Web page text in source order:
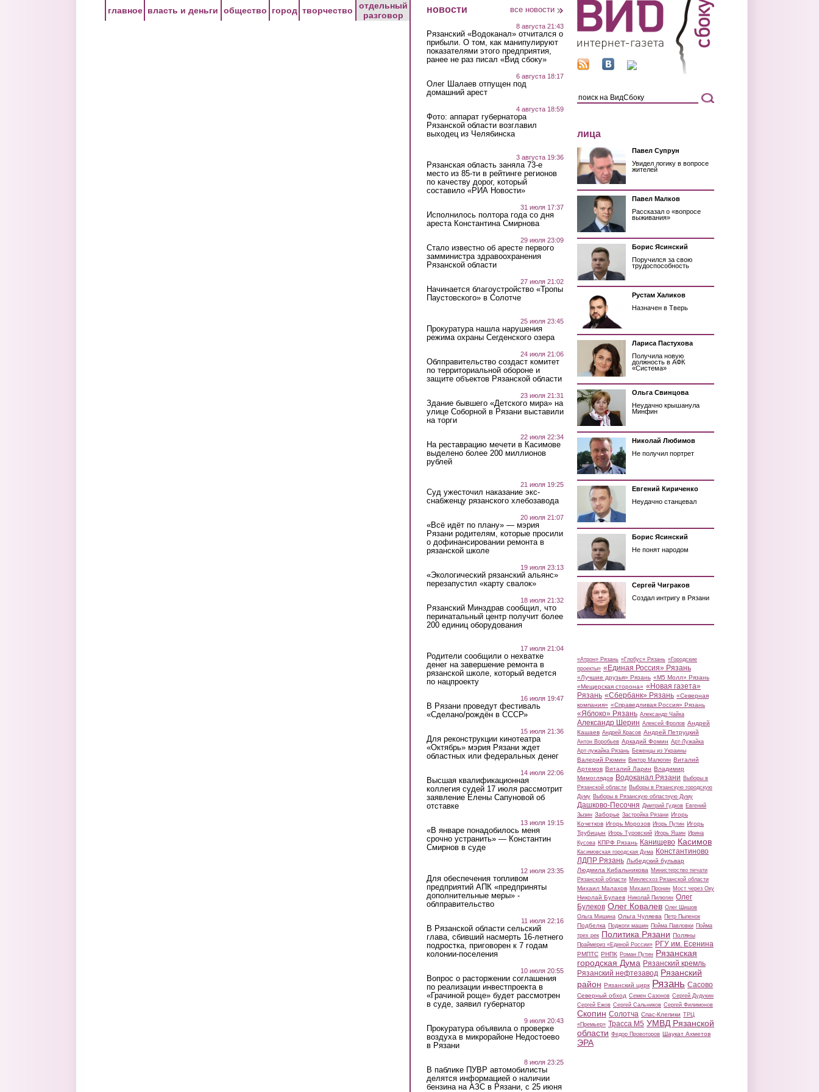
главное власть и деньги общество город творчество
отдельный
разговор
новости все новости
8 августа 21:43
Рязанский «Водоканал» отчитался о
прибыли. О том, как манипулируют
показателями этого предприятия,
ранее не раз писал «Вид сбоку»
6 августа 18:17
Олег Шалаев отпущен под
домашний арест
4 августа 18:59
Фото: аппарат губернатора
Рязанской области возглавил
выходец из Челябинска
3 августа 19:36
Рязанская область заняла 73-е
место из 85-ти в рейтинге регионов
по качеству дорог, который
составило «РИА Новости»
31 июля 17:37
Исполнилось полтора года со дня
ареста Константина Смирнова
29 июля 23:09
Стало известно об аресте первого
замминистра здравоохранения
Рязанской области
27 июля 21:02
Начинается благоустройство «Тропы
Паустовского» в Солотче
25 июля 23:45
Прокуратура нашла нарушения
режима охраны Сегденского озера
24 июля 21:06
Облправительство создаст комитет
по территориальной обороне и
защите объектов Рязанской области
23 июля 21:31
Здание бывшего «Детского мира» на
улице Соборной в Рязани выставили
на торги
22 июля 22:34
На реставрацию мечети в Касимове
выделено более 200 миллионов
рублей
21 июля 19:25
Суд ужесточил наказание экс-
снабженцу рязанского хлебозавода
20 июля 21:07
«Всё идёт по плану» — мэрия
Рязани родителям, которые просили
о дофинансировании ремонта в
рязанской школе
19 июля 23:13
«Экологический рязанский альянс»
перезапустил «карту свалок»
18 июля 21:32
Рязанский Минздрав сообщил, что
перинатальный центр получит более
200 единиц оборудования
17 июля 21:04
Родители сообщили о нехватке
денег на завершение ремонта в
рязанской школе, который ведется
по нацпроекту
16 июля 19:47
В Рязани проведут фестиваль
«Сделано/рождён в СССР»
15 июля 21:36
Для реконструкции кинотеатра
«Октябрь» мэрия Рязани ждет
областных или федеральных денег
14 июля 22:06
Высшая квалификационная
коллегия судей 17 июля рассмотрит
заявление Елены Сапуновой об
отставке
13 июля 19:15
«В январе понадобилось меня
срочно устранить» — Константин
Смирнов в суде
12 июля 23:35
Для обеспечения топливом
предприятий АПК «предприняты
дополнительные меры» -
облправительство
11 июля 22:16
В Рязанской области сельский
глава, сбивший насмерть 16-летнего
подростка, приговорен к 7 годам
колонии-поселения
10 июля 20:55
Вопрос о расторжении соглашения
по реализации инвестпроекта в
«Грачиной роще» будет рассмотрен
в суде, заявил губернатор
9 июля 20:43
Прокуратура объявила о проверке
воздуха в микрорайоне Недостоево
в Рязани
8 июля 23:25
В паблике ПУВР автомобилисты
делятся информацией о наличии
бензина на АЗС в Рязани, с 25 июня
лица
Павел Супрун
Увидел логику в вопросе
жителей
Павел Малков
Рассказал о «вопросе
выживания»
Борис Ясинский
Поручился за свою
трудоспособность
Рустам Халиков
Назначен в Тверь
Лариса Пастухова
Получила новую
должность в АФК
«Система»
Ольга Свинцова
Неудачно крышанула
Минфин
Николай Любимов
Не получил портрет
Евгений Кириченко
Неудачно станцевал
Борис Ясинский
Не понят народом
Сергей Чиграков
Создал интригу в Рязани
«Атрон» Рязань «Глобус» Рязань «Городские
проекты» «Единая Россия» Рязань
«Лучшие друзья» Рязань «М5 Молл» Рязань
«Мещерская сторона» «Новая газета»
Рязань «Сбербанк» Рязань «Северная
компания» «Справедливая Россия» Рязань
«Яблоко» Рязань Александр Чайка
Александр Шерин Алексей Фролов Андрей
Кашаев Андрей Красов Андрей Петруцкий
Антон Воробьев Аркадий Фомин Арт-Лужайка
Арт-лужайка Рязань Беженцы из Украины
Валерий Рюмин Виктор Малюгин Виталий
Артемов Виталий Ларин Владимир
Мимоглядов Водоканал Рязани Выборы в
Рязанской области Выборы в Рязанскую городскую
Думу Выборы в Рязанскую областную Думу
Дашково-Песочня Дмитрий Гудков Евгений
Зызин Заборье Застройка Рязани Игорь
Кочетков Игорь Морозов Игорь Путин Игорь
Трубицын Игорь Туровский Игорь Яшин Ирина
Кусова КПРФ Рязань Канищево Касимов
Касимовская городская Дума Константиново
ЛДПР Рязань Лыбедский бульвар
Людмила Кибальникова Министерство печати
Рязанской области Минлесхоз Рязанской области
Михаил Малахов Михаил Пронин Мост через Оку
Николай Булаев Николай Пилюгин Олег
Булеков Олег Ковалев Олег Шишов
Ольга Мишина Ольга Чуляева Петр Пыленок
Подбелка Поджоги машин Пойма Павловки Пойма
трех рек Политика Рязани Поляны
Праймериз «Единой России» РГУ им. Есенина
РМПТС РНПК Роман Путин Рязанская
городская Дума Рязанский кремль
Рязанский нефтезавод Рязанский
район Рязанский цирк Рязань Сасово
Северный обход Семен Сазонов Сергей Дудукин
Сергей Ежов Сергей Сальников Сергей Филимонов
Скопин Солотча Спас-Клепики ТРЦ
«Премьер» Трасса М5 УМВД Рязанской
области Федор Провоторов Шаукат Ахметов
ЭРА